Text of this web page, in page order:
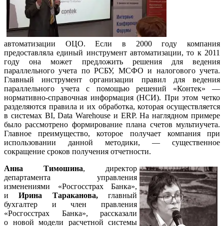
автоматизации ОЦО. Если в 2000 году компания
предоставляла единый инструмент автоматизации, то к 2011
году она может предложить решения для ведения
параллельного учета по РСБУ, МСФО и налогового учета.
Главный инструмент организации правил для ведения
параллельного учета с помощью решений «Контек» —
нормативно-справочная информация (НСИ). При этом четко
разделяются правила и их обработка, которая осуществляется
в системах BI, Data Warehouse и ERP. На наглядном примере
было рассмотрено формирование плана счетов мультиучета.
Главное преимущество, которое получает компания при
использовании данной методики, — существенное
сокращение сроков получения отчетности.
Анна Тимошина, директор
департамента управления
изменениями «Росгосстрах Банка»,
иИрина Тараканова,главный
бухгалтер и член правления
«Росгосстрах Банка», рассказали
о новой модели расчетной системы